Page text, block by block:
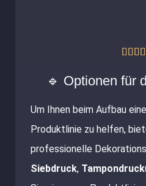
   
🔹 Optionen für
Um Ihnen beim Aufbau
Produktlinie zu helfen,
professionelle
Siebdruck, Tampondruck